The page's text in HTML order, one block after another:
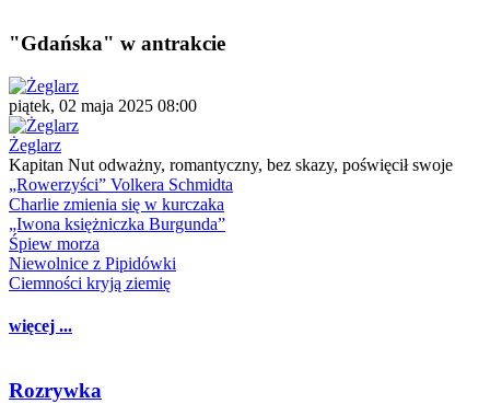
"Gdańska" w antrakcie
piątek, 02 maja 2025 08:00
Żeglarz
Kapitan Nut odważny, romantyczny, bez skazy, poświęcił swoje
„Rowerzyści” Volkera Schmidta
Charlie zmienia się w kurczaka
„Iwona księżniczka Burgunda”
Śpiew morza
Niewolnice z Pipidówki
Ciemności kryją ziemię
więcej ...
Rozrywka